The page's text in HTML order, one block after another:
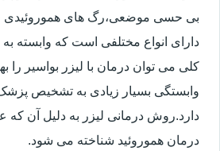
بی حسی موضعی،رگ های
دارای انواع مختلفی است که وابسته
کلی می توان درمان با لیزر بواسیر
وابستگی بسیار زیادی به تشخیص پزشک
دارد.روش درمانی لیزر به دلیل آن که
درمان هموروئید شناخته می شود.